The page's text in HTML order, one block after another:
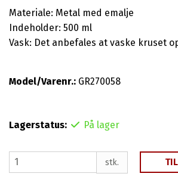
Materiale: Metal med emalje
Indeholder: 500 ml
Vask: Det anbefales at vaske kruset
Model/Varenr.: GR270058
Lagerstatus: På lager
stk.